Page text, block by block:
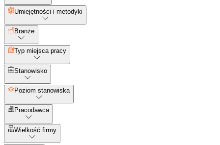
Umiejętności i metodyki
Branże
Typ miejsca pracy
Stanowisko
Poziom stanowiska
Pracodawca
Wielkość firmy